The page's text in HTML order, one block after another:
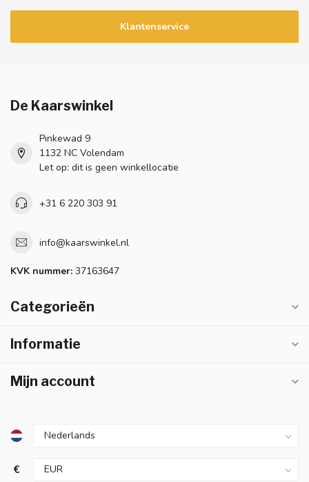
Klantenservice
De Kaarswinkel
Pinkewad 9
1132 NC Volendam
Let op: dit is geen winkellocatie
+31 6 220 303 91
info@kaarswinkel.nl
KVK nummer: 37163647
Categorieën
Informatie
Mijn account
€